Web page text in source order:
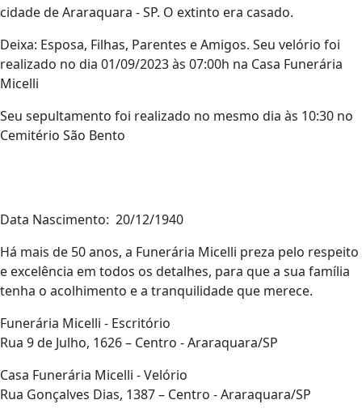
cidade de Araraquara - SP. O extinto era casado.
Deixa: Esposa, Filhas, Parentes e Amigos. Seu velório foi
realizado no dia 01/09/2023 às 07:00h na Casa Funerária
Micelli
Seu sepultamento foi realizado no mesmo dia às 10:30 no
Cemitério São Bento
Data Nascimento: 20/12/1940
Há mais de 50 anos, a Funerária Micelli preza pelo respeito
e excelência em todos os detalhes, para que a sua família
tenha o acolhimento e a tranquilidade que merece.
Funerária Micelli - Escritório
Rua 9 de Julho, 1626 – Centro - Araraquara/SP
Casa Funerária Micelli - Velório
Rua Gonçalves Dias, 1387 – Centro - Araraquara/SP